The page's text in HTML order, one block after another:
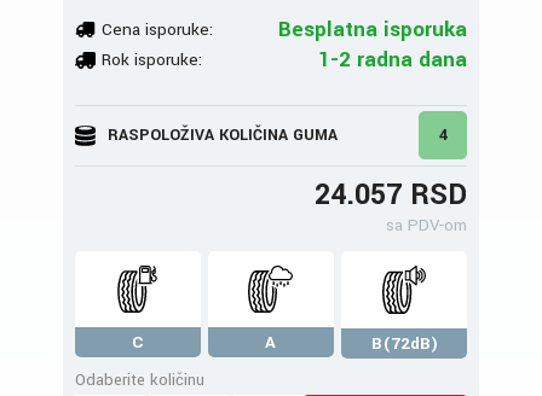
Cena isporuke: Besplatna isporuka
Rok isporuke: 1-2 radna dana
RASPOLOŽIVA KOLIČINA GUMA 4
24.057 RSD
sa PDV-om
C A
B(72dB)
Odaberite količinu